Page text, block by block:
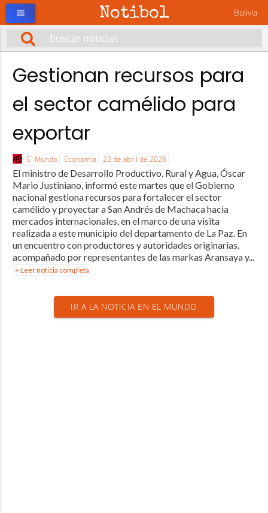
Notibol Bolivia
menu
Gestionan recursos para
el sector camélido para
exportar
El Mundo Economía 23 de abril de 2026
El ministro de Desarrollo Productivo, Rural y Agua, Óscar
Mario Justiniano, informó este martes que el Gobierno
nacional gestiona recursos para fortalecer el sector
camélido y proyectar a San Andrés de Machaca hacia
mercados internacionales, en el marco de una visita
realizada a este municipio del departamento de La Paz. En
un encuentro con productores y autoridades originarias,
acompañado por representantes de las markas Aransaya y...
+ Leer noticia completa
IR A LA NOTICIA EN EL MUNDO